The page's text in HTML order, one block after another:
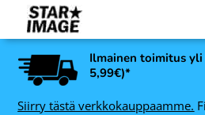
Ilmainen toimitus
5,99€)*
Siirry tästä verkkokauppaamme.